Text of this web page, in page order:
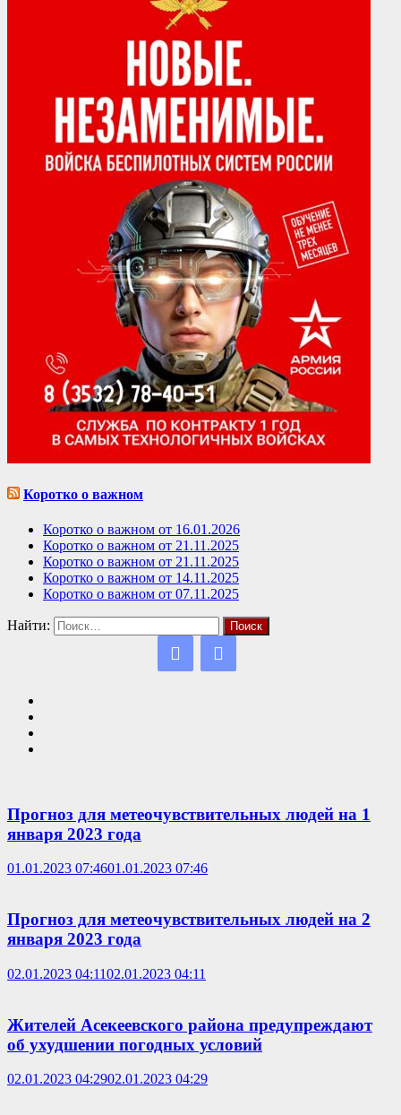
Коротко о важном
Коротко о важном от 16.01.2026
Коротко о важном от 21.11.2025
Коротко о важном от 21.11.2025
Коротко о важном от 14.11.2025
Коротко о важном от 07.11.2025
Найти:
Прогноз для метеочувствительных людей на 1
января 2023 года
01.01.2023 07:4601.01.2023 07:46
Прогноз для метеочувствительных людей на 2
января 2023 года
02.01.2023 04:1102.01.2023 04:11
Жителей Асекеевского района предупреждают
об ухудшении погодных условий
02.01.2023 04:2902.01.2023 04:29